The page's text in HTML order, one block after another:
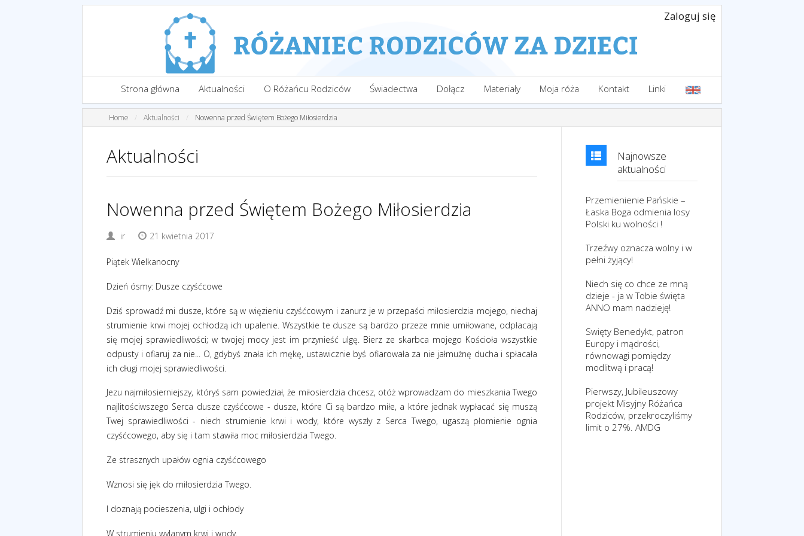
Zaloguj się
Strona główna Aktualności O Różańcu Rodziców Świadectwa Dołącz Materiały Moja róża Kontakt Linki
Home Aktualności Nowenna przed Świętem Bożego Miłosierdzia
Aktualności
Nowenna przed Świętem Bożego Miłosierdzia
ir 21 kwietnia 2017
Piątek Wielkanocny
Dzień ósmy: Dusze czyśćcowe
Dziś sprowadź mi dusze, które są w więzieniu czyśćcowym i zanurz je w przepaści miłosierdzia mojego, niechaj
strumienie krwi mojej ochłodzą ich upalenie. Wszystkie te dusze są bardzo przeze mnie umiłowane, odpłacają
się mojej sprawiedliwości; w twojej mocy jest im przynieść ulgę. Bierz ze skarbca mojego Kościoła wszystkie
odpusty i ofiaruj za nie... O, gdybyś znała ich mękę, ustawicznie byś ofiarowała za nie jałmużnę ducha i spłacała
ich długi mojej sprawiedliwości.
Jezu najmiłosierniejszy, któryś sam powiedział, że miłosierdzia chcesz, otóż wprowadzam do mieszkania Twego
najlitościwszego Serca dusze czyśćcowe - dusze, które Ci są bardzo miłe, a które jednak wypłacać się muszą
Twej sprawiedliwości - niech strumienie krwi i wody, które wyszły z Serca Twego, ugaszą płomienie ognia
czyśćcowego, aby się i tam stawiła moc miłosierdzia Twego.
Ze strasznych upałów ognia czyśćcowego
Wznosi się jęk do miłosierdzia Twego.
I doznają pocieszenia, ulgi i ochłody
W strumieniu wylanym krwi i wody.
Najnowsze
aktualności
Przemienienie Pańskie –
Łaska Boga odmienia losy
Polski ku wolności !
Trzeźwy oznacza wolny i w
pełni żyjący!
Niech się co chce ze mną
dzieje - ja w Tobie święta
ANNO mam nadzieję!
Swięty Benedykt, patron
Europy i mądrości,
równowagi pomiędzy
modlitwą i pracą!
Pierwszy, Jubileuszowy
projekt Misyjny Różańca
Rodziców, przekroczyliśmy
limit o 27%. AMDG